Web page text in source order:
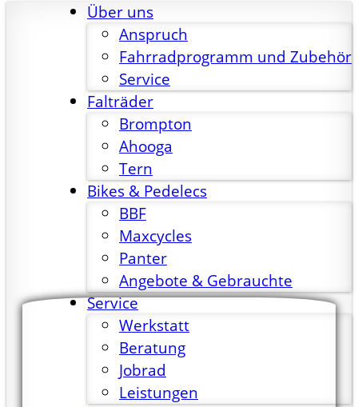
Über uns
Anspruch
Fahrradprogramm und Zubehör
Service
Falträder
Brompton
Ahooga
Tern
Bikes & Pedelecs
BBF
Maxcycles
Panter
Angebote & Gebrauchte
Service
Werkstatt
Beratung
Jobrad
Leistungen